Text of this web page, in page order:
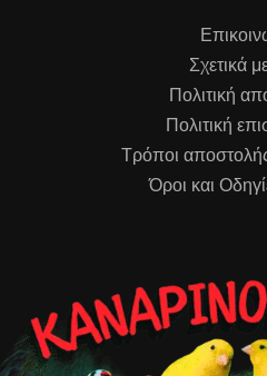
Σχετικά
Πολιτική
Πολιτική
Τρόποι
Όροι και